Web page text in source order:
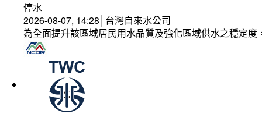
停水
2026-08-07, 14:28│台灣自來水公司
為全面提升該區域居民用水品質及強化區域供水之穩定